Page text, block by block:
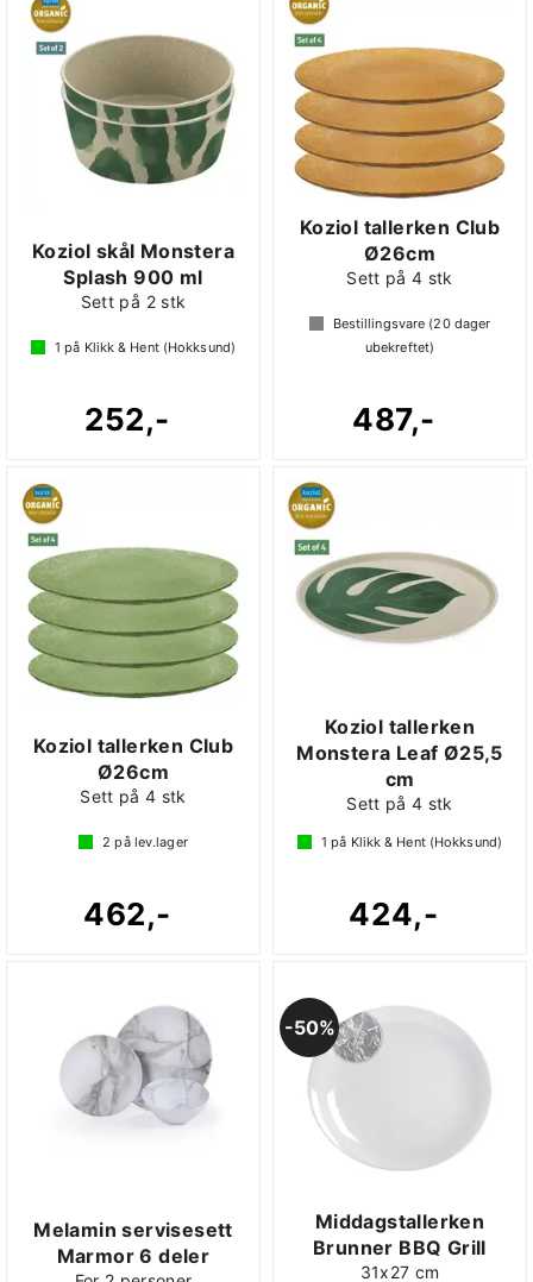
Koziol skål Monstera
Splash 900 ml
Sett på 2 stk
1 på Klikk & Hent (Hokksund)
252,-
Koziol tallerken Club
Ø26cm
Sett på 4 stk
Bestillingsvare (20dager
ubekreftet)
487,-
Koziol tallerken Club
Ø26cm
Sett på 4 stk
2 på lev.lager
462,-
Koziol tallerken
Monstera Leaf Ø25,5
cm
Sett på 4 stk
1 på Klikk & Hent (Hokksund)
424,-
Melamin servisesett
Marmor 6 deler
50%
Middagstallerken
Brunner BBQ Grill
31x27 cm